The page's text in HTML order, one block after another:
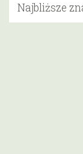
Najbliższe